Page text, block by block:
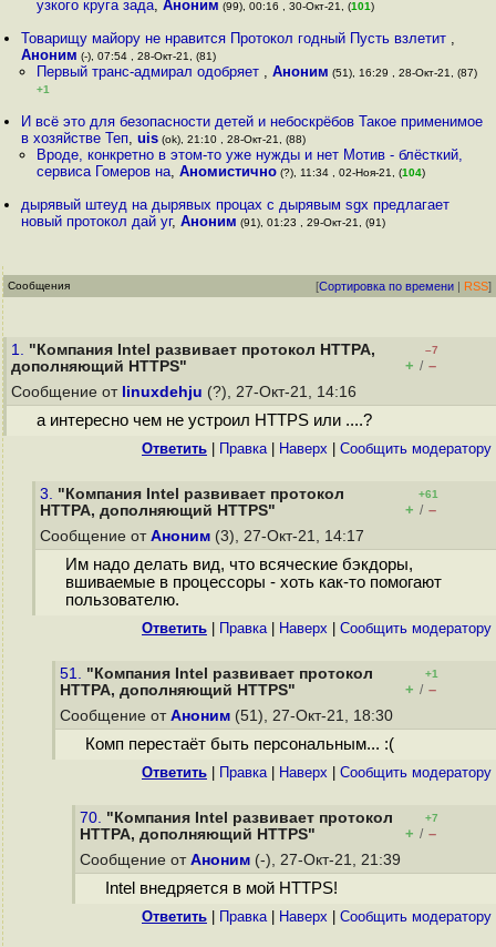
узкого круга зада, Аноним (99), 00:16 , 30-Окт-21, (101)
Товарищу майору не нравится Протокол годный Пусть взлетит ,
Аноним (-), 07:54 , 28-Окт-21, (81)
Первый транс-адмирал одобряет , Аноним (51), 16:29 , 28-Окт-21, (87)
+1
И всё это для безопасности детей и небоскрёбов Такое применимое
в хозяйстве Теп,uis (ok), 21:10 , 28-Окт-21, (88)
Вроде, конкретно в этом-то уже нужды и нет Мотив - блёсткий,
сервиса Гомеров на, Аномистично(?), 11:34 , 02-Ноя-21, (104)
дырявый штеуд на дырявых процах с дырявым sgx предлагает
новый протокол дай уг,Аноним (91), 01:23 , 29-Окт-21, (91)
Сообщения [Сортировка по времени | RSS]
1. "Компания Intel развивает протокол HTTPA,
дополняющий HTTPS"
–7
+ / –
Сообщение от linuxdehju (?), 27-Окт-21, 14:16
а интересно чем не устроил HTTPS или ....?
Ответить Правка| Наверх Cообщить модератору
3. "Компания Intel развивает протокол
HTTPA, дополняющий HTTPS"
+61
+ / –
Сообщение от Аноним (3), 27-Окт-21, 14:17
Им надо делать вид, что всяческие бэкдоры,
вшиваемые в процессоры - хоть как-то помогают
пользователю.
Ответить Правка| Наверх Cообщить модератору
51. "Компания Intel развивает протокол
HTTPA, дополняющий HTTPS"
+1
+ / –
Сообщение от Аноним (51), 27-Окт-21, 18:30
Комп перестаёт быть персональным... :(
Ответить Правка| Наверх Cообщить модератору
70. "Компания Intel развивает протокол
HTTPA, дополняющий HTTPS"
+7
+ / –
Сообщение от Аноним (-), 27-Окт-21, 21:39
Intel внедряется в мой HTTPS!
Ответить Правка| Наверх Cообщить модератору